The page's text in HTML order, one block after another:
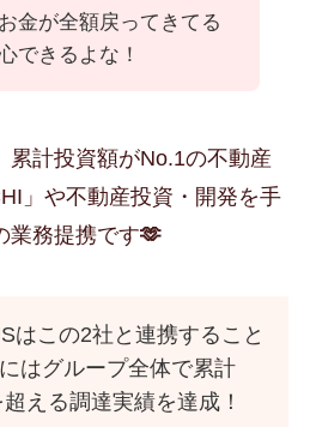
金が全額戻ってきてる
できるよな！
累計投資額がNo.1の不動産
」や不動産投資・開発を手
業務提携です🫶
はこの2社と連携すること
はグループ全体で累計
える調達実績を達成！